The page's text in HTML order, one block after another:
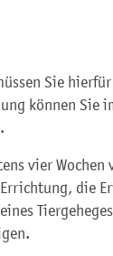
Sie
können Sie
vier
die